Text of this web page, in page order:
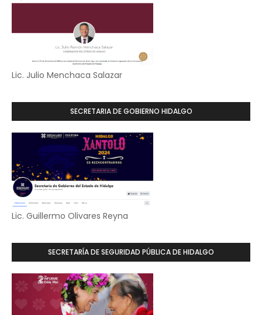
Lic. Julio Menchaca Salazar
SECRETARIA DE GOBIERNO HIDALGO
Lic. Guillermo Olivares Reyna
SECRETARÍA DE SEGURIDAD PÚBLICA DE HIDALGO